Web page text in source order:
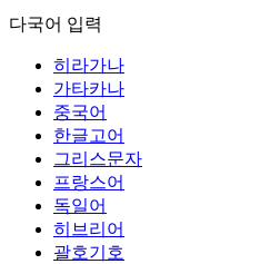
다국어 입력
히라가나
가타카나
중국어
한글고어
그리스문자
프랑스어
독일어
히브리어
괄호기호